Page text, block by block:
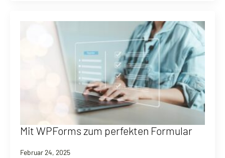
Mit WPForms zum perfekten Formular
Februar 24, 2025